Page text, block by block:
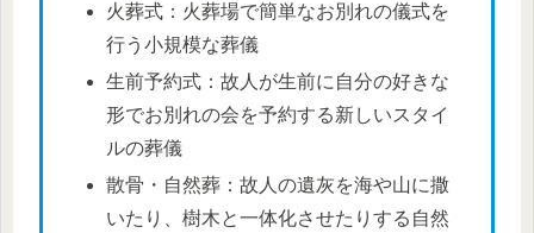
火葬式：火葬場で簡単なお別れの儀式を
行う小規模な葬儀
生前予約式：故人が生前に自分の好きな
形でお別れの会を予約する新しいスタイ
ルの葬儀
散骨・自然葬：故人の遺灰を海や山に撒
いたり、樹木と一体化させたりする自然